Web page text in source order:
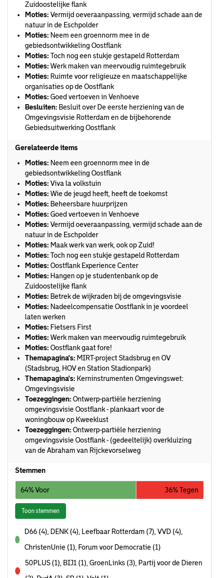
Zuidoostelijke flank
Moties:Vermijd oeveraanpassing, vermijd schade aan de
natuur in de Eschpolder
Moties: Neem een groennorm mee in de
gebiedsontwikkeling Oostflank
Moties:Toch nog een stukje gestapeld Rotterdam
Moties:Werk maken van meervoudig ruimtegebruik
Moties: Ruimte voor religieuze en maatschappelijke
organisaties op de Oostflank
Moties:Goed vertoeven in Venhoeve
Besluiten: Besluit over De eerste herziening van de
Omgevingsvisie Rotterdam en de bijbehorende
Gebiedsuitwerking Oostflank
Gerelateerde items
Moties: Neem een groennorm mee in de
gebiedsontwikkeling Oostflank
Moties:Viva la volkstuin
Moties:Wie de jeugd heeft, heeft de toekomst
Moties: Beheersbare huurprijzen
Moties:Goed vertoeven in Venhoeve
Moties:Vermijd oeveraanpassing, vermijd schade aan de
natuur in de Eschpolder
Moties: Maak werk van werk, ook op Zuid!
Moties:Toch nog een stukje gestapeld Rotterdam
Moties:Oostflank Experience Center
Moties: Hangen op je studentenbank op de
Zuidoostelijke flank
Moties: Betrek de wijkraden bij de omgevingsvisie
Moties: Nadeelcompensatie Oostflank in je voordeel
laten werken
Moties: Fietsers First
Moties:Werk maken van meervoudig ruimtegebruik
Moties:Oostflank gaat fore!
Themapagina's: MIRT-project Stadsbrug en OV
(Stadsbrug, HOV en Station Stadionpark)
Themapagina's: Kerninstrumenten Omgevingswet:
Omgevingsvisie
Toezeggingen:Ontwerp-partiële herziening
omgevingsvisie Oostflank - plankaart voor de
woningbouw op Kweeklust
Toezeggingen:Ontwerp-partiële herziening
omgevingsvisie Oostflank - (gedeeltelijk) overkluizing
van de Abraham van Rijckevorselweg
Stemmen
64% Voor 36% Tegen
Toon stemmen
voor
D66 (4), DENK (4), Leefbaar Rotterdam (7), VVD (4),
ChristenUnie (1), Forum voor Democratie (1)
50PLUS (1), BIJ1 (1), GroenLinks (3), Partij voor de Dieren